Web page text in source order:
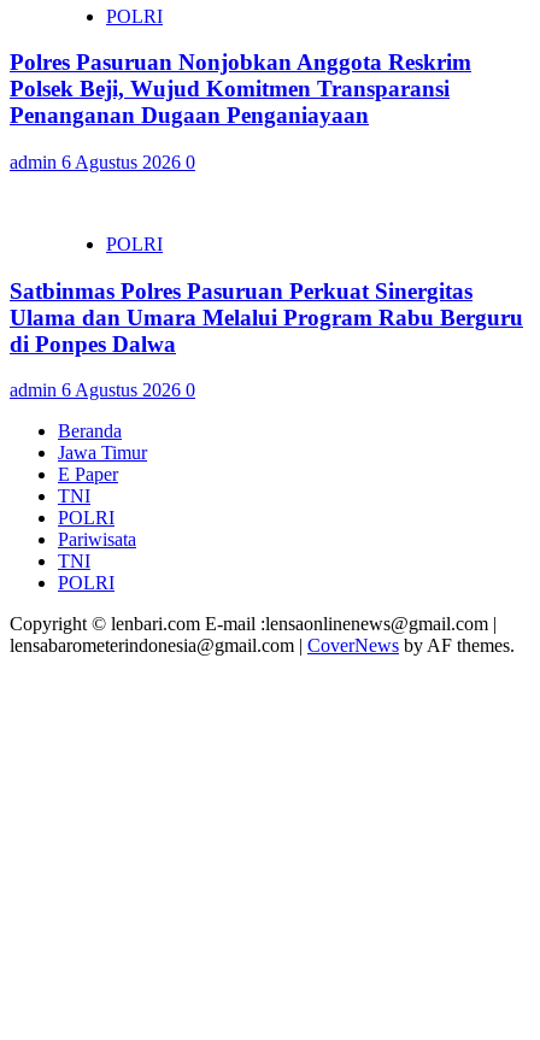
POLRI
Polres Pasuruan Nonjobkan Anggota Reskrim
Polsek Beji, Wujud Komitmen Transparansi
Penanganan Dugaan Penganiayaan
admin 6 Agustus 2026 0
POLRI
Satbinmas Polres Pasuruan Perkuat Sinergitas
Ulama dan Umara Melalui Program Rabu Berguru
di Ponpes Dalwa
admin 6 Agustus 2026 0
Beranda
Jawa Timur
E Paper
TNI
POLRI
Pariwisata
TNI
POLRI
Copyright © lenbari.com E-mail :lensaonlinenews@gmail.com |
lensabarometerindonesia@gmail.com | CoverNews by AF themes.